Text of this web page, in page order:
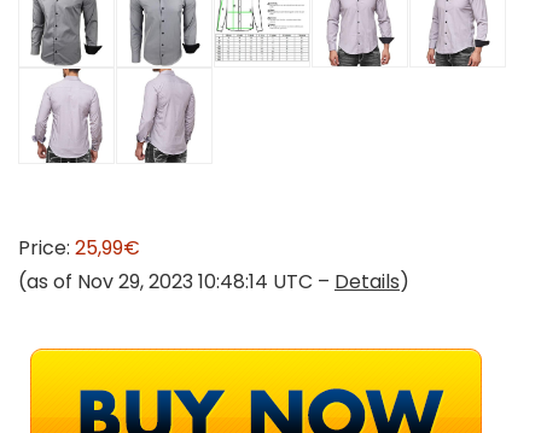
Price: 25,99€
(as of Nov 29, 2023 10:48:14 UTC – Details)